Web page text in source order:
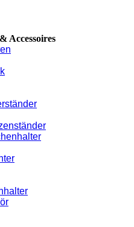
Accessoires